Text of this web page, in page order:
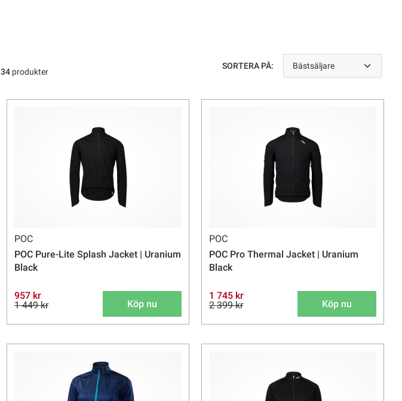
SORTERA PÅ: Bästsäljare
34produkter
POC
POC Pure-Lite Splash Jacket | Uranium
Black
957 kr
1 449 kr
Köp nu
POC
POC Pro Thermal Jacket | Uranium
Black
1 745 kr
2 399 kr
Köp nu